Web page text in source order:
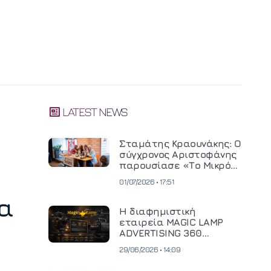
LATEST NEWS
Σταμάτης Κραουνάκης: Ο
σύγχρονος Αριστοφάνης
παρουσίασε «Το Μικρό
01/07/2026 • 17:51
Η διαφημιστική
εταιρεία MAGIC LAMP
ADVERTISING 360
κινηματογραφική
29/06/2026 • 14:09